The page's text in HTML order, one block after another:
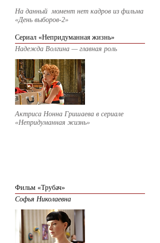
На данный момент нет кадров из фильма
«День выборов-2»
Сериал «Непридуманная жизнь»
Надежда Волгина — главная роль
Актриса Нонна Гришаева в сериале
«Непридуманная жизнь»
Фильм «Трубач»
Софья Николаевна